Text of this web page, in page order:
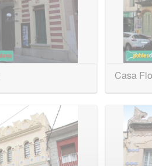
Casa